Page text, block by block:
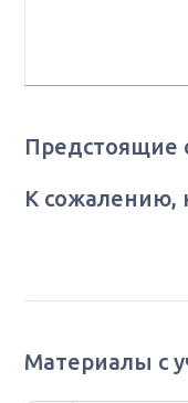
Предстоящие
К сожалению,
Материалы с